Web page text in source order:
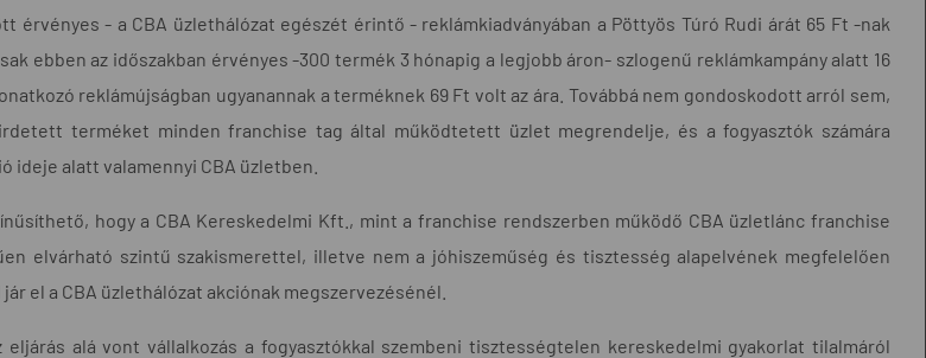
érvényes - a CBA üzlethálózat egészét érintő - reklámkiadványában a Pöttyös Túró Rudi árát 65 Ft -nak
ebben az időszakban érvényes -300 termék 3 hónapig a legjobb áron- szlogenű reklámkampány alatt 16
reklámújságban ugyanannak a terméknek 69 Ft volt az ára. Továbbá nem gondoskodott arról sem,
terméket minden franchise tag által működtetett üzlet megrendelje, és a fogyasztók számára
ideje alatt valamennyi CBA üzletben.
hogy a CBA Kereskedelmi Kft., mint a franchise rendszerben működő CBA üzletlánc franchise
elvárható szintű szakismerettel, illetve nem a jóhiszeműség és tisztesség alapelvének megfelelően
el a CBA üzlethálózat akciónak megszervezésénél.
eljárás alá vont vállalkozás a fogyasztókkal szembeni tisztességtelen kereskedelmi gyakorlat tilalmáról